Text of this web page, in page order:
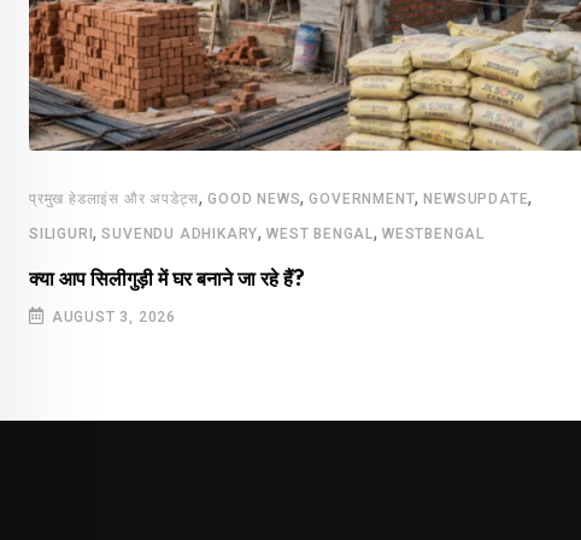
प्रमुख हेडलाइंस और अपडेट्स,GOOD NEWS,GOVERNMENT,NEWSUPDATE,
SILIGURI,SUVENDU ADHIKARY,WEST BENGAL,WESTBENGAL
क्या आप सिलीगुड़ी में घर बनाने जा रहे हैं?
AUGUST 3, 2026